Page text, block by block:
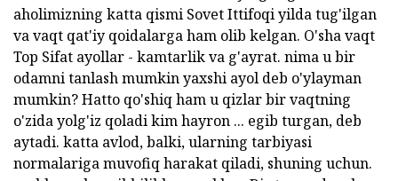
aholimizning katta qismi Sovet Ittifoqi yilda tug'ilgan
va vaqt qat'iy qoidalarga ham olib kelgan. O'sha vaqt
Top Sifat ayollar - kamtarlik va g'ayrat. nima u bir
odamni tanlash mumkin yaxshi ayol deb o'ylayman
mumkin? Hatto qo'shiq ham u qizlar bir vaqtning
o'zida yolg'iz qoladi kim hayron ... egib turgan, deb
aytadi. katta avlod, balki, ularning tarbiyasi
normalariga muvofiq harakat qiladi, shuning uchun.